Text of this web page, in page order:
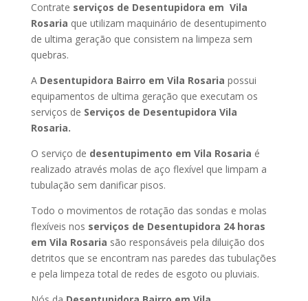
Contrate serviços de Desentupidora em Vila
Rosaria que utilizam maquinário de desentupimento
de ultima geração que consistem na limpeza sem
quebras.
A Desentupidora Bairro em Vila Rosaria possui
equipamentos de ultima geração que executam os
serviços de Serviços de Desentupidora Vila
Rosaria.
O serviço de desentupimento em Vila Rosaria é
realizado através molas de aço flexível que limpam a
tubulação sem danificar pisos.
Todo o movimentos de rotação das sondas e molas
flexíveis nos serviços de Desentupidora 24 horas
em Vila Rosaria são responsáveis pela diluição dos
detritos que se encontram nas paredes das tubulações
e pela limpeza total de redes de esgoto ou pluviais.